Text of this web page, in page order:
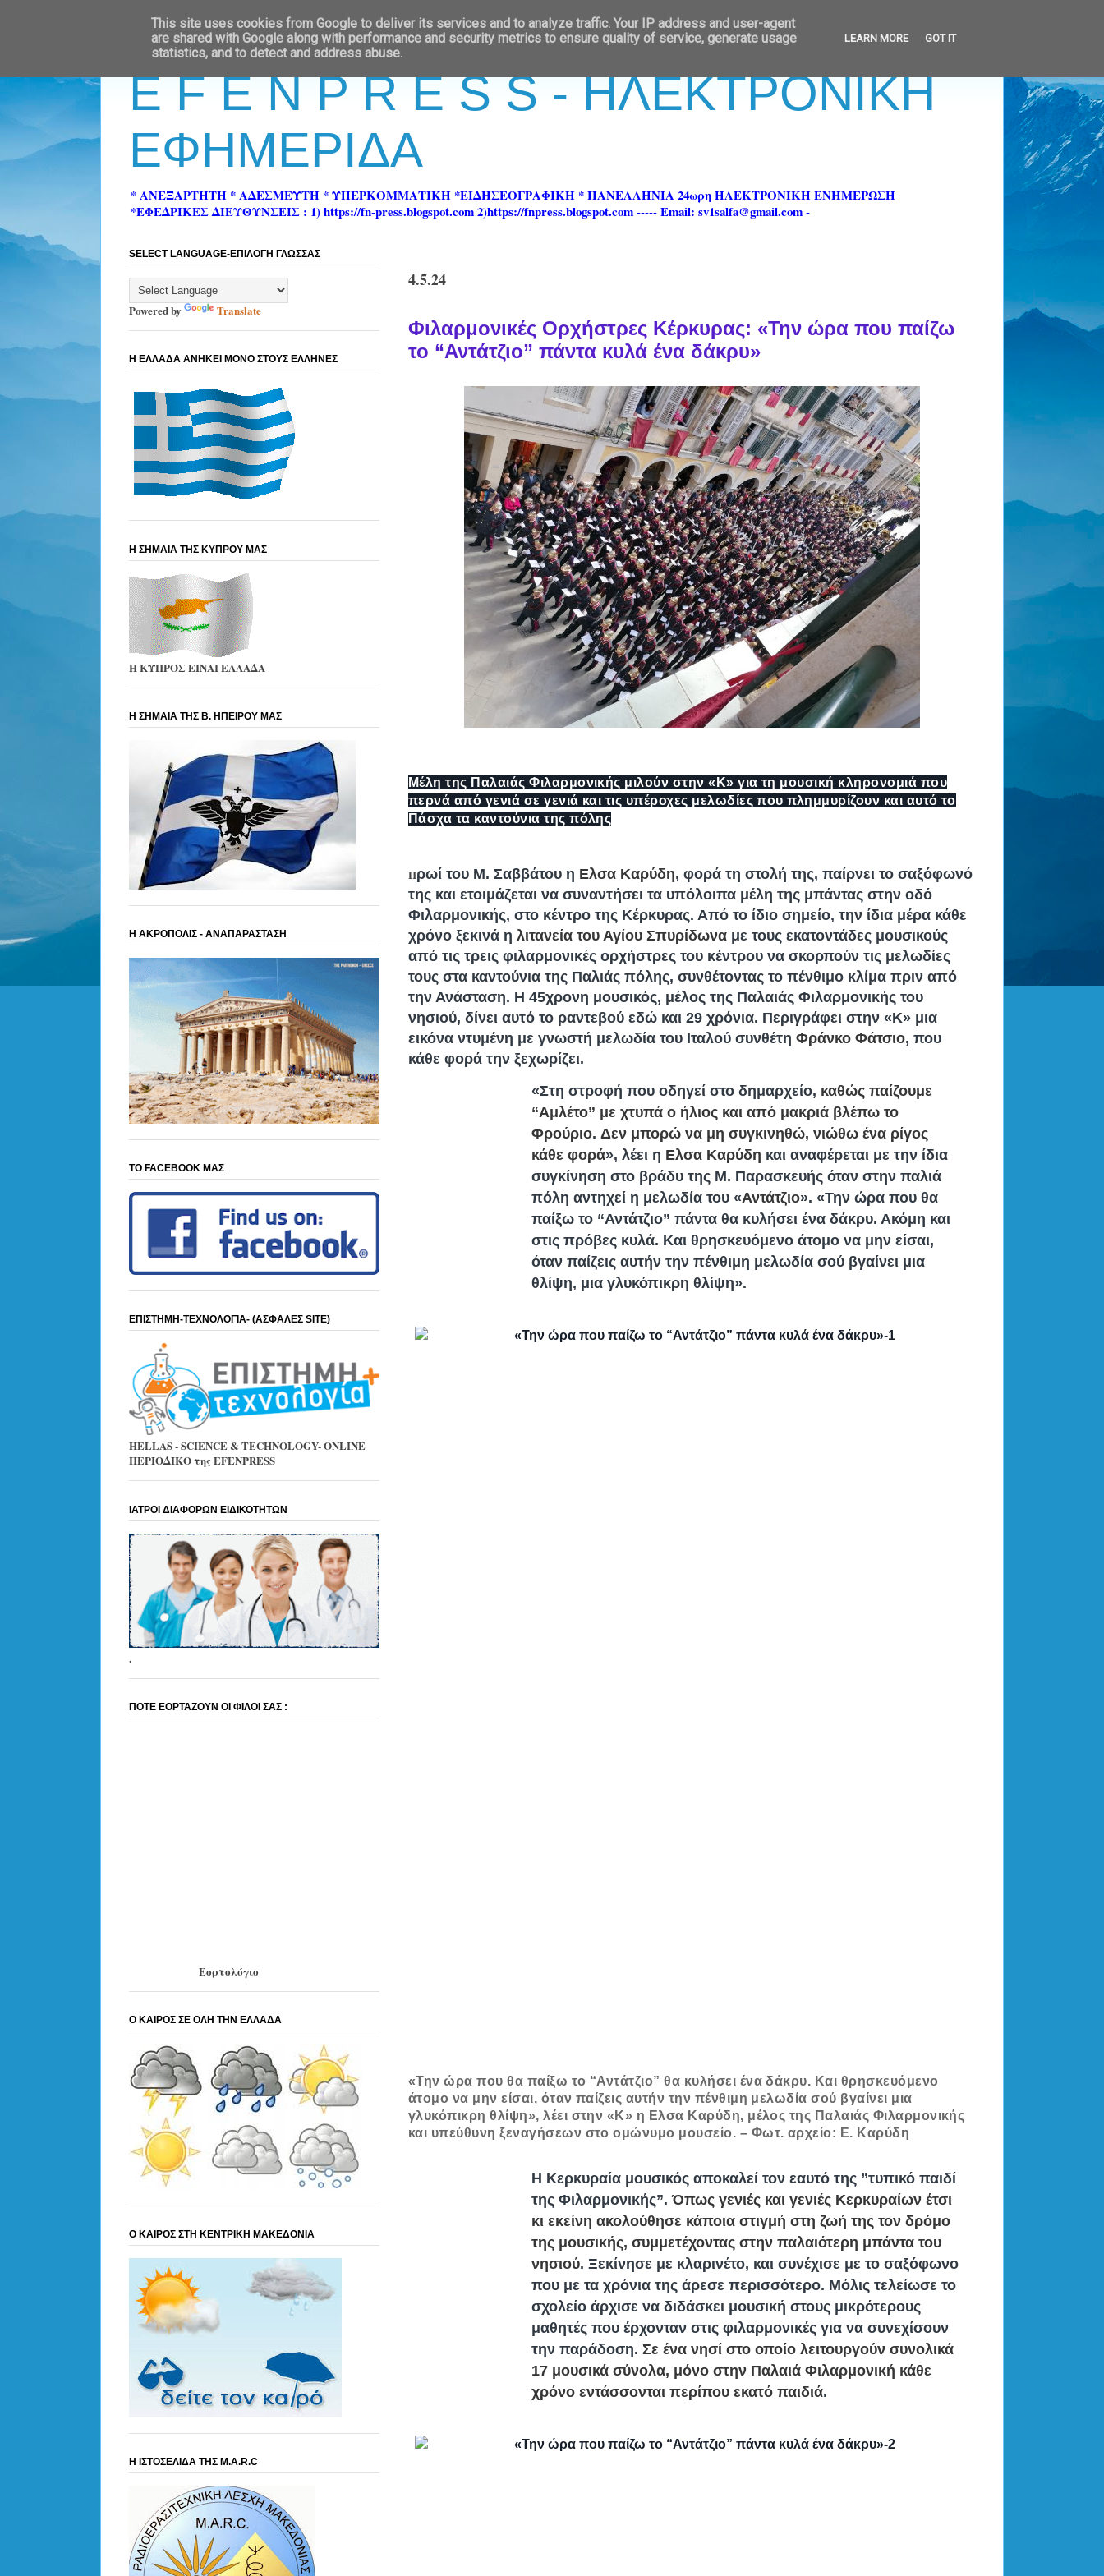
E F E N P R E S S - ΗΛΕΚΤΡΟΝΙΚΗ
ΕΦΗΜΕΡΙΔΑ
* ΑΝΕΞΑΡΤΗΤΗ * ΑΔΕΣΜΕΥΤΗ * ΥΠΕΡΚΟΜΜΑΤΙΚΗ *ΕΙΔΗΣΕΟΓΡΑΦΙΚΗ * ΠΑΝΕΛΛΗΝΙΑ 24ωρη ΗΛΕΚΤΡΟΝΙΚΗ ΕΝΗΜΕΡΩΣΗ
*ΕΦΕΔΡΙΚΕΣ ΔΙΕΥΘΥΝΣΕΙΣ : 1) https://fn-press.blogspot.com 2)https://fnpress.blogspot.com ----- Email: sv1salfa@gmail.com -
4.5.24
Φιλαρμονικές Ορχήστρες Κέρκυρας: «Την ώρα που παίζω
το “Αντάτζιο” πάντα κυλά ένα δάκρυ»
Μέλη της Παλαιάς Φιλαρμονικής μιλούν στην «Κ» για τη μουσική κληρονομιά που
περνά από γενιά σε γενιά και τις υπέροχες μελωδίες που πλημμυρίζουν και αυτό το
Πάσχα τα καντούνια της πόλης
Πρωί του Μ. Σαββάτου η Ελσα Καρύδη, φορά τη στολή της, παίρνει το σαξόφωνό
της και ετοιμάζεται να συναντήσει τα υπόλοιπα μέλη της μπάντας στην οδό
Φιλαρμονικής, στο κέντρο της Κέρκυρας. Από το ίδιο σημείο, την ίδια μέρα κάθε
χρόνο ξεκινά η λιτανεία του Αγίου Σπυρίδωνα με τους εκατοντάδες μουσικούς
από τις τρεις φιλαρμονικές ορχήστρες του κέντρου να σκορπούν τις μελωδίες
τους στα καντούνια της Παλιάς πόλης, συνθέτοντας το πένθιμο κλίμα πριν από
την Ανάσταση. Η 45χρονη μουσικός, μέλος της Παλαιάς Φιλαρμονικής του
νησιού, δίνει αυτό το ραντεβού εδώ και 29 χρόνια. Περιγράφει στην «Κ» μια
εικόνα ντυμένη με γνωστή μελωδία του Ιταλού συνθέτη Φράνκο Φάτσιο, που
κάθε φορά την ξεχωρίζει.
«Στη στροφή που οδηγεί στο δημαρχείο, καθώς παίζουμε
“Αμλέτο” με χτυπά ο ήλιος και από μακριά βλέπω το
Φρούριο. Δεν μπορώ να μη συγκινηθώ, νιώθω ένα ρίγος
κάθε φορά», λέει η Ελσα Καρύδη και αναφέρεται με την ίδια
συγκίνηση στο βράδυ της Μ. Παρασκευής όταν στην παλιά
πόλη αντηχεί η μελωδία του «Αντάτζιο». «Την ώρα που θα
παίξω το “Αντάτζιο” πάντα θα κυλήσει ένα δάκρυ. Ακόμη και
στις πρόβες κυλά. Και θρησκευόμενο άτομο να μην είσαι,
όταν παίζεις αυτήν την πένθιμη μελωδία σού βγαίνει μια
θλίψη, μια γλυκόπικρη θλίψη».
«Την ώρα που θα παίξω το “Αντάτζιο” θα κυλήσει ένα δάκρυ. Και θρησκευόμενο
άτομο να μην είσαι, όταν παίζεις αυτήν την πένθιμη μελωδία σού βγαίνει μια
γλυκόπικρη θλίψη», λέει στην «Κ» η Ελσα Καρύδη, μέλος της Παλαιάς Φιλαρμονικής
και υπεύθυνη ξεναγήσεων στο ομώνυμο μουσείο. – Φωτ. αρχείο: Ε. Καρύδη
Η Κερκυραία μουσικός αποκαλεί τον εαυτό της ”τυπικό παιδί
της Φιλαρμονικής”.Όπως γενιές και γενιές Κερκυραίων έτσι
κι εκείνη ακολούθησε κάποια στιγμή στη ζωή της τον δρόμο
της μουσικής, συμμετέχοντας στην παλαιότερη μπάντα του
νησιού. Ξεκίνησε με κλαρινέτο, και συνέχισε με το σαξόφωνο
που με τα χρόνια της άρεσε περισσότερο. Μόλις τελείωσε το
σχολείο άρχισε να διδάσκει μουσική στους μικρότερους
μαθητές που έρχονταν στις φιλαρμονικές για να συνεχίσουν
την παράδοση. Σε ένα νησί στο οποίο λειτουργούν συνολικά
17 μουσικά σύνολα, μόνο στην Παλαιά Φιλαρμονική κάθε
χρόνο εντάσσονται περίπου εκατό παιδιά.
SELECT LANGUAGE-ΕΠΙΛΟΓΗ ΓΛΩΣΣΑΣ
Powered by Translate
Η ΕΛΛΑΔΑ ΑΝΗΚΕΙ ΜΟΝΟ ΣΤΟΥΣ ΕΛΛΗΝΕΣ
Η ΣΗΜΑΙΑ ΤΗΣ ΚΥΠΡΟΥ ΜΑΣ
Η ΚΥΠΡΟΣ ΕΙΝΑΙ ΕΛΛΑΔΑ
Η ΣΗΜΑΙΑ ΤΗΣ Β. ΗΠΕΙΡΟΥ ΜΑΣ
Η ΑΚΡΟΠΟΛΙΣ - ΑΝΑΠΑΡΑΣΤΑΣΗ
ΤΟ FACEBOOK ΜΑΣ
ΕΠΙΣΤΗΜΗ-ΤΕΧΝΟΛΟΓΙΑ- (ΑΣΦΑΛΕΣ SITE)
HELLAS - SCIENCE & TECHNOLOGY- ONLINE
ΠΕΡΙΟΔΙΚΟ της EFENPRESS
ΙΑΤΡΟΙ ΔΙΑΦΟΡΩΝ ΕΙΔΙΚΟΤΗΤΩΝ
.
ΠΟΤΕ ΕΟΡΤΑΖΟΥΝ ΟΙ ΦΙΛΟΙ ΣΑΣ :
Εορτολόγιο
Ο ΚΑΙΡΟΣ ΣΕ ΟΛΗ ΤΗΝ ΕΛΛΑΔΑ
Ο ΚΑΙΡΟΣ ΣΤΗ ΚΕΝΤΡΙΚΗ ΜΑΚΕΔΟΝΙΑ
Η ΙΣΤΟΣΕΛΙΔΑ ΤΗΣ M.A.R.C
This site uses cookies from Google to deliver its services and to analyze traffic. Your IP address and user-agent
are shared with Google along with performance and security metrics to ensure quality of service, generate usage
statistics, and to detect and address abuse.
LEARN MORE GOT IT